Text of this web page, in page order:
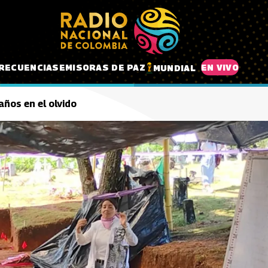
EMISORAS DE PAZ MUNDIAL EN VIVO
en el olvido